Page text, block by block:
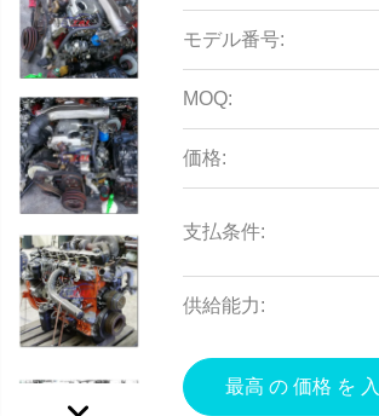
モデル番号:
MOQ:
価格:
支払条件:
供給能力:
最高 の 価格 を